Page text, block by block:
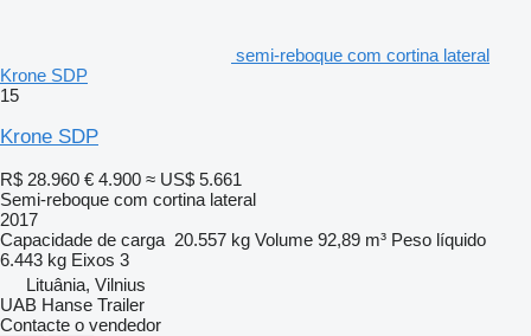
semi-reboque com cortina lateral
Krone SDP
15
Krone SDP
R$ 28.960 € 4.900 ≈ US$ 5.661
Semi-reboque com cortina lateral
2017
Capacidade de carga 20.557 kg Volume 92,89 m³ Peso líquido
6.443 kg Eixos 3
Lituânia, Vilnius
UAB Hanse Trailer
Contacte o vendedor